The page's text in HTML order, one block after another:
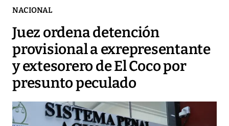
NACIONAL
Juez ordena detención
provisional a exrepresentante
y extesorero de El Coco por
presunto peculado